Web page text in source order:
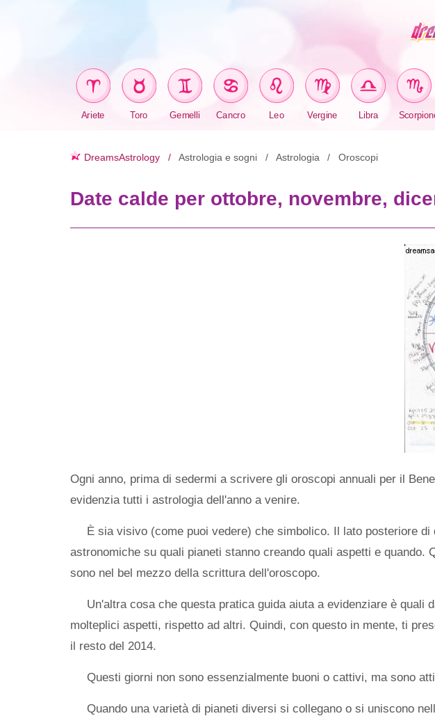
Ariete Toro Gemelli Cancro Leo Vergine Libra
DreamsAstrology Astrologia e sogni Astrologia Oroscopi
Date calde per ottobre, novembre,
Ogni anno, prima di sedermi a scrivere gli oroscopi annuali per il
evidenzia tutti i astrologia dell'anno a venire.
È sia visivo (come puoi vedere) che simbolico. Il lato posteriore di
astronomiche su quali pianeti stanno creando quali aspetti e quando.
sono nel bel mezzo della scrittura dell'oroscopo.
Un'altra cosa che questa pratica guida aiuta a evidenziare è quali
molteplici aspetti, rispetto ad altri. Quindi, con questo in mente, ti
il resto del 2014.
Questi giorni non sono essenzialmente buoni o cattivi, ma sono
Quando una varietà di pianeti diversi si collegano o si uniscono